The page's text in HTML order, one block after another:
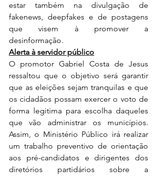
estar também na divulgação de
fakenews, deepfakes e de postagens
que visem à promover a
desinformação.
Alerta à servidor público
O promotor Gabriel Costa de Jesus
ressaltou que o objetivo será garantir
que as eleições sejam tranquilas e que
os cidadãos possam exercer o voto de
forma legitima para escolha daqueles
que vão administrar os municípios.
Assim, o Ministério Público irá realizar
um trabalho preventivo de orientação
aos pré-candidatos e dirigentes dos
diretórios partidários sobre a